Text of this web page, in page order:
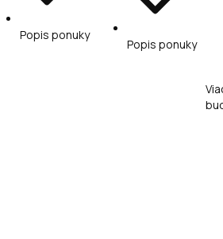
Popis ponuky
Popis ponuky